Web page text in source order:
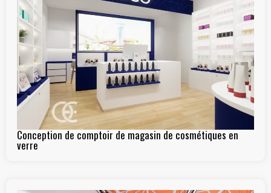
Conception de comptoir de magasin de cosmétiques en
verre